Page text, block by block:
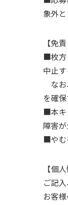
象外と
【免
■枚方
中止す
なお
を確
■本キ
障害
■やむ
【個
ご記
お客